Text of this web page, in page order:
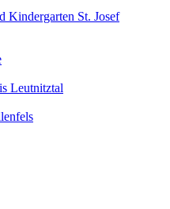
Kindergarten St. Josef
Leutnitztal